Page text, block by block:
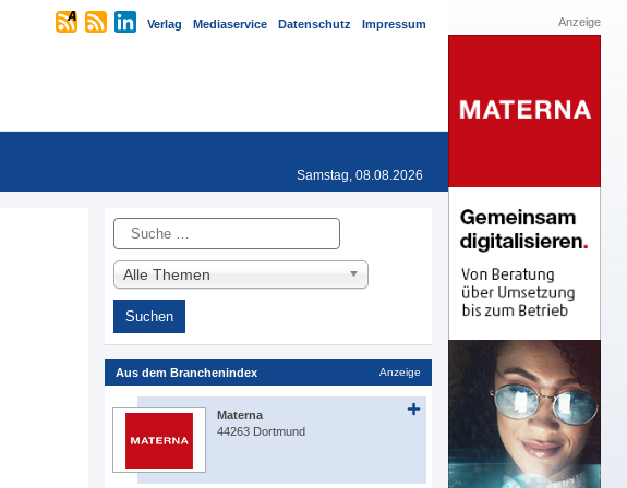
Verlag Mediaservice Datenschutz Impressum
Samstag, 08.08.2026
Suche
Alle Themen
Aus dem Branchenindex Anzeige
Materna
44263 Dortmund
Anzeige